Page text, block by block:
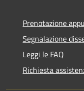
Prenotazione
Segnalazione
Leggi le FAQ
Richiesta